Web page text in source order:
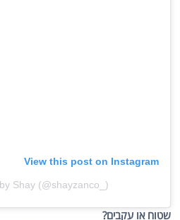
View this post on Instagram
Shay (@shayzanco_)
שטוח או עקבים?